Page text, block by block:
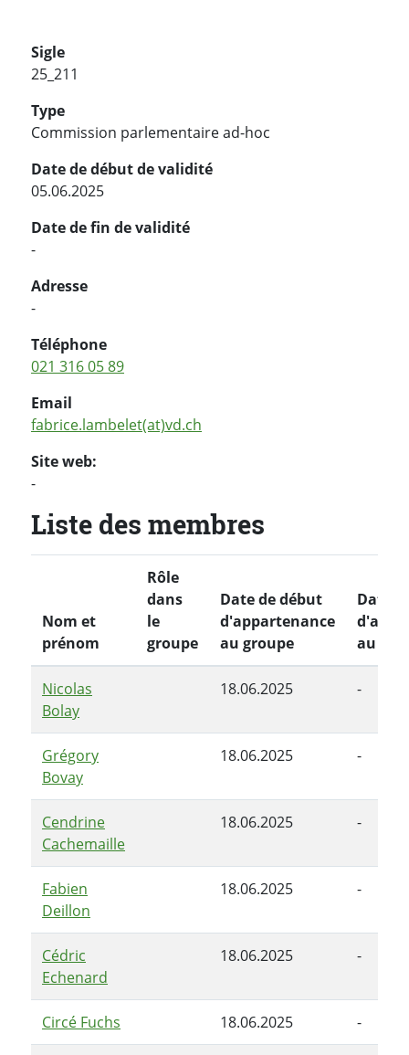
Sigle
25_211
Type
Commission parlementaire ad-hoc
Date de début de validité
05.06.2025
Date de fin de validité
-
Adresse
-
Téléphone
021 316 05 89
Email
fabrice.lambelet(at)vd.ch
Site web:
-
Liste des membres
Nom et
prénom
Rôle
dans
le
groupe
Date de début
d'appartenance
au groupe
Date
au
Nicolas
Bolay
18.06.2025 -
Grégory
Bovay
18.06.2025 -
Cendrine
Cachemaille
18.06.2025 -
Fabien
Deillon
18.06.2025 -
Cédric
Echenard
18.06.2025 -
Circé Fuchs 18.06.2025 -